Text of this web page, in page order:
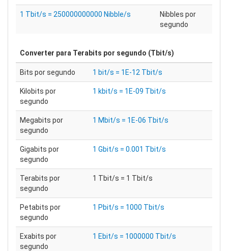
1 Tbit/s = 250000000000 Nibble/s
Nibbles por
segundo
Converter para Terabits por segundo (Tbit/s)
Bits por segundo 1 bit/s = 1E-12 Tbit/s
Kilobits por
segundo
1 kbit/s = 1E-09 Tbit/s
Megabits por
segundo
1 Mbit/s = 1E-06 Tbit/s
Gigabits por
segundo
1 Gbit/s = 0.001 Tbit/s
Terabits por
segundo
1 Tbit/s = 1 Tbit/s
Petabits por
segundo
1 Pbit/s = 1000 Tbit/s
Exabits por
segundo
1 Ebit/s = 1000000 Tbit/s